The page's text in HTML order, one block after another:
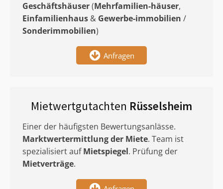
Geschäftshäuser(Mehrfamilien-häuser,
Einfamilienhaus & Gewerbe-immobilien /
Sonderimmobilien)
Anfragen
Mietwertgutachten Rüsselsheim
Einer der häufigsten Bewertungsanlässe.
Marktwertermittlungder Miete. Team ist
spezialisiert aufMietspiegel. Prüfung der
Mietverträge.